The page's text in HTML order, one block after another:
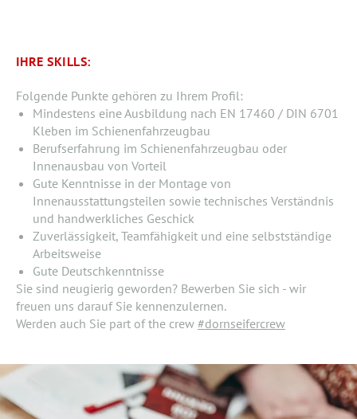
IHRE SKILLS:
Folgende Punkte gehören zu Ihrem Profil:
Mindestens eine Ausbildung nach EN 17460 / DIN 6701
Kleben im Schienenfahrzeugbau
Berufserfahrung im Schienenfahrzeugbau oder
Innenausbau von Vorteil
Gute Kenntnisse in der Montage von
Innenausstattungsteilen sowie technisches Verständnis
und handwerkliches Geschick
Zuverlässigkeit, Teamfähigkeit und eine selbstständige
Arbeitsweise
Gute Deutschkenntnisse
Sie sind neugierig geworden? Bewerben Sie sich - wir
freuen uns darauf Sie kennenzulernen.
Werden auch Sie part of the crew #dornseifercrew